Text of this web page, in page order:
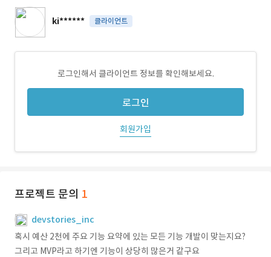
ki****** 클라이언트
로그인해서 클라이언트 정보를 확인해보세요.
로그인
회원가입
프로젝트 문의 1
devstories_inc
혹시 예산 2천에 주요 기능 요약에 있는 모든 기능 개발이 맞는지요?
그리고 MVP라고 하기엔 기능이 상당히 많은거 같구요